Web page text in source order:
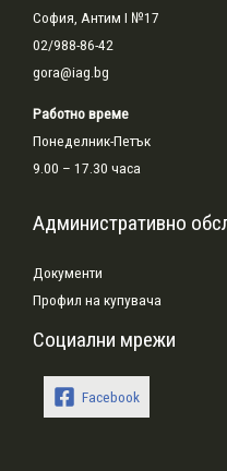
София, Антим I №17
02/988-86-42
gora@iag.bg
Работно време
Понеделник-Петък
9.00 – 17.30 часа
Административно
Документи
Профил на купувача
Социални мрежи
Facebook